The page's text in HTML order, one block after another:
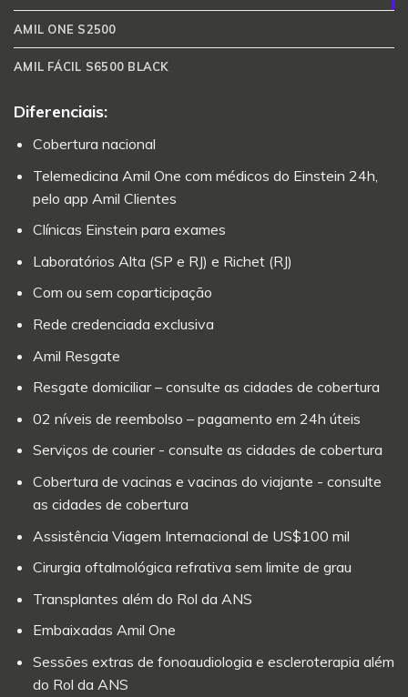
AMIL ONE S2500
AMIL FÁCIL S6500 BLACK
Diferenciais:
Cobertura nacional
Telemedicina Amil One com médicos do Einstein 24h,
pelo app Amil Clientes
Clínicas Einstein para exames
Laboratórios Alta (SP e RJ) e Richet (RJ)
Com ou sem coparticipação
Rede credenciada exclusiva
Amil Resgate
Resgate domiciliar – consulte as cidades de cobertura
02 níveis de reembolso – pagamento em 24h úteis
Serviços de courier - consulte as cidades de cobertura
Cobertura de vacinas e vacinas do viajante - consulte
as cidades de cobertura
Assistência Viagem Internacional de US$100 mil
Cirurgia oftalmológica refrativa sem limite de grau
Transplantes além do Rol da ANS
Embaixadas Amil One
Sessões extras de fonoaudiologia e escleroterapia além
do Rol da ANS